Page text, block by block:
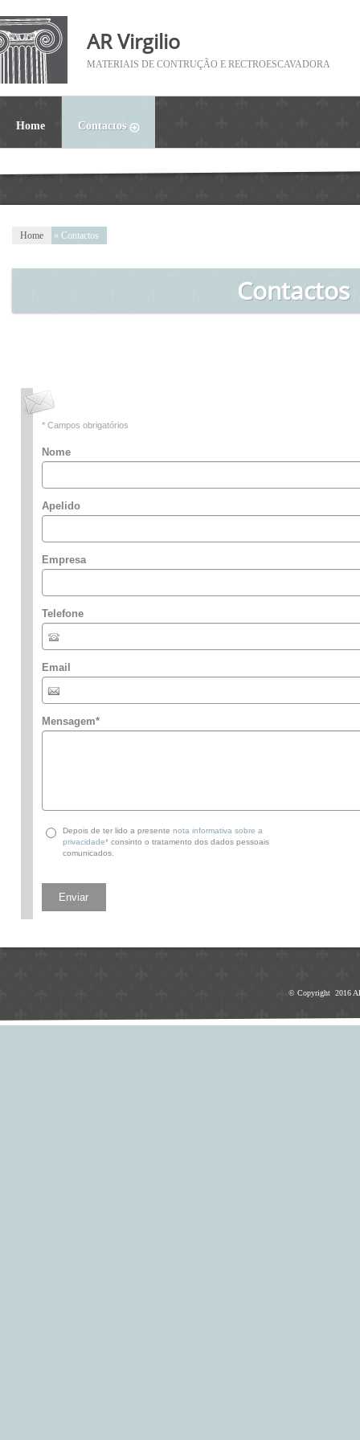
AR Virgilio
MATERIAIS DE CONTRUÇÃO E RECTROESCAVADORA
Home Contactos
Home » Contactos
Contactos
* Campos obrigatórios
Nome
Apelido
Empresa
Telefone
Email
Mensagem*
Depois de ter lido a presente nota informativa sobre a
privacidade* consinto o tratamento dos dados pessoais
comunicados.
© Copyright 2016